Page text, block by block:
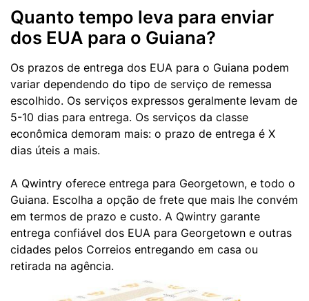
Quanto tempo leva para enviar
dos EUA para o Guiana?
Os prazos de entrega dos EUA para o Guiana podem
variar dependendo do tipo de serviço de remessa
escolhido. Os serviços expressos geralmente levam de
5-10 dias para entrega. Os serviços da classe
econômica demoram mais: o prazo de entrega é X
dias úteis a mais.
A Qwintry oferece entrega para Georgetown, e todo o
Guiana. Escolha a opção de frete que mais lhe convém
em termos de prazo e custo. A Qwintry garante
entrega confiável dos EUA para Georgetown e outras
cidades pelos Correios entregando em casa ou
retirada na agência.